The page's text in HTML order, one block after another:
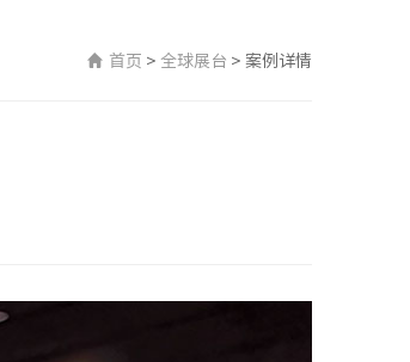
首页 > 全球展台 > 案例详情